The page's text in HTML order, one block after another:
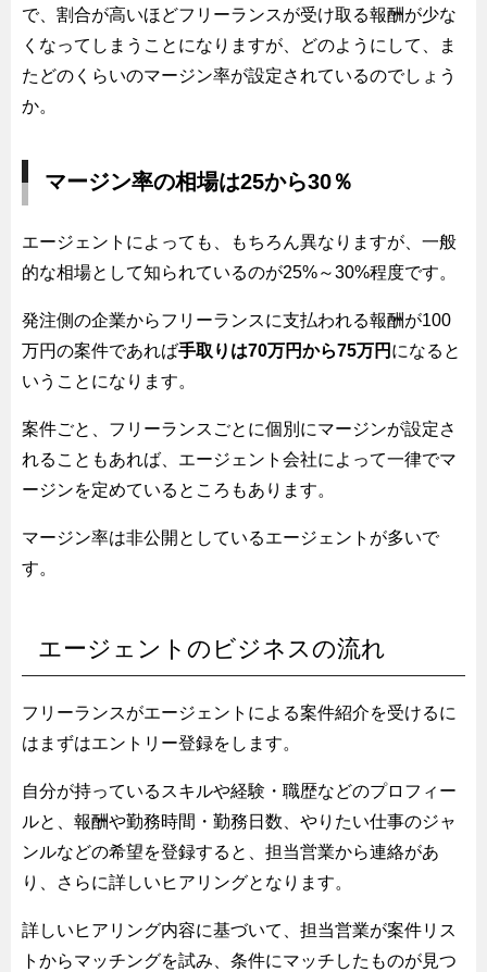
で、割合が高いほどフリーランスが受け取る報酬が少な
くなってしまうことになりますが、どのようにして、ま
たどのくらいのマージン率が設定されているのでしょう
か。
マージン率の相場は25から30％
エージェントによっても、もちろん異なりますが、一般
的な相場として知られているのが25%～30%程度です。
発注側の企業からフリーランスに支払われる報酬が100
万円の案件であれば手取りは70万円から75万円 になると
いうことになります。
案件ごと、フリーランスごとに個別にマージンが設定さ
れることもあれば、エージェント会社によって一律でマ
ージンを定めているところもあります。
マージン率は非公開としているエージェントが多いで
す。
エージェントのビジネスの流れ
フリーランスがエージェントによる案件紹介を受けるに
はまずはエントリー登録をします。
自分が持っているスキルや経験・職歴などのプロフィー
ルと、報酬や勤務時間・勤務日数、やりたい仕事のジャ
ンルなどの希望を登録すると、担当営業から連絡があ
り、さらに詳しいヒアリングとなります。
詳しいヒアリング内容に基づいて、担当営業が案件リス
トからマッチングを試み、条件にマッチしたものが見つ